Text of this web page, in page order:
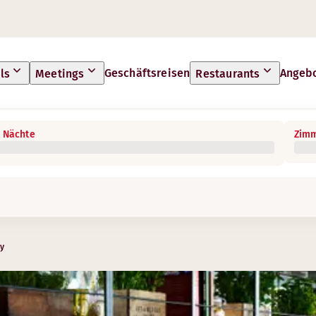
Meetings Geschäftsreisen Restaurants
Nächte
Frühstücksbuffet für einen guten Start in den Tag.